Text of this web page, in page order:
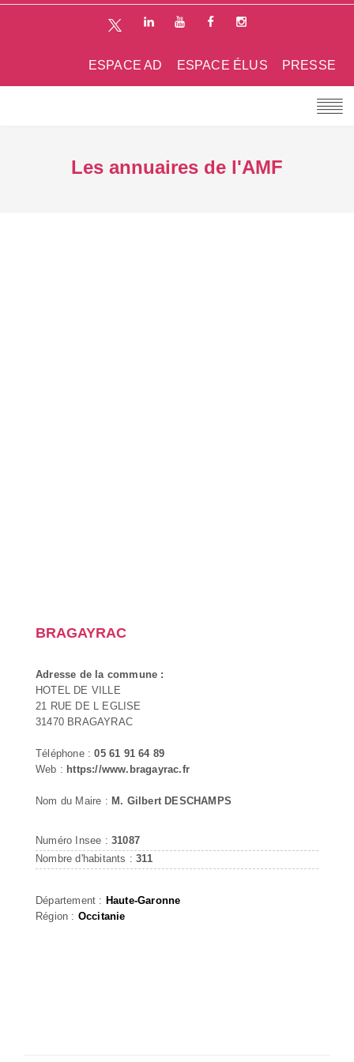
PRESSE
ESPACE ÉLUS
ESPACE AD
Les annuaires de l'AMF
BRAGAYRAC
Adresse de la commune :
HOTEL DE VILLE
21 RUE DE L EGLISE
31470 BRAGAYRAC
Téléphone :05 61 91 64 89
Web : https://www.bragayrac.fr
Nom du Maire : M. Gilbert DESCHAMPS
Numéro Insee : 31087
Nombre d'habitants :311
Département : Haute-Garonne
Région : Occitanie